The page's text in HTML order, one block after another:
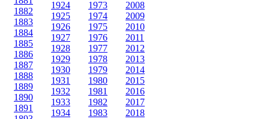
1882
1883
1884
1885
1886
1887
1888
1889
1890
1891
1924
1925
1926
1927
1928
1929
1930
1931
1932
1933
1934
1973
1974
1975
1976
1977
1978
1979
1980
1981
1982
1983
2008
2009
2010
2011
2012
2013
2014
2015
2016
2017
2018